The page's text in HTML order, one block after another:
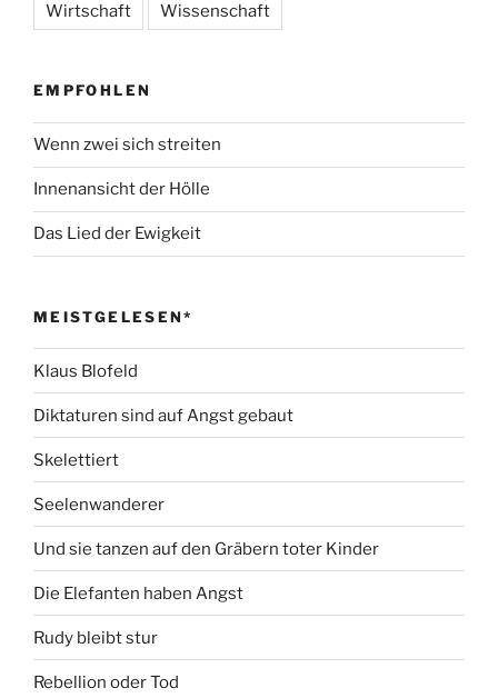
Wirtschaft Wissenschaft
EMPFOHLEN
Wenn zwei sich streiten
Innenansicht der Hölle
Das Lied der Ewigkeit
MEISTGELESEN*
Klaus Blofeld
Diktaturen sind auf Angst gebaut
Skelettiert
Seelenwanderer
Und sie tanzen auf den Gräbern toter Kinder
Die Elefanten haben Angst
Rudy bleibt stur
Rebellion oder Tod